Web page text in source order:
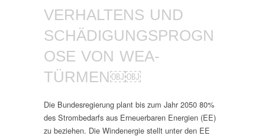
VERHALTENS UND
SCHÄDIGUNGSPROGN
OSE VON WEA-
TÜRMEN￼￼
Die Bundesregierung plant bis zum Jahr 2050 80%
des Strombedarfs aus Erneuerbaren Energien (EE)
zu beziehen. Die Windenergie stellt unter den EE